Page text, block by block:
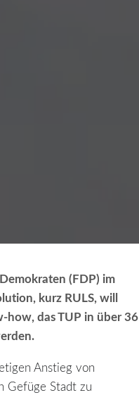
(FDP) im
, kurz RULS, will
how, das TUP in über 36
Anstieg von
Gefüge Stadt zu